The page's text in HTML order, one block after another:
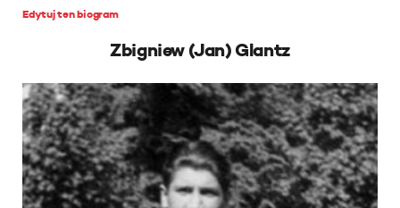
Edytuj ten biogram
Zbigniew (Jan) Glantz